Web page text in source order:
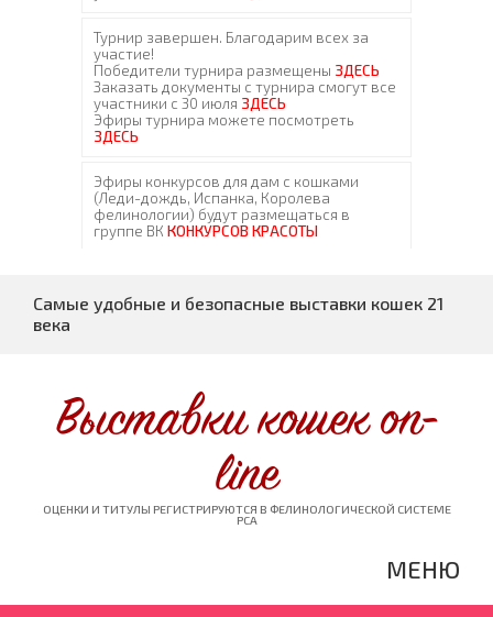
Самые удобные и безопасные выставки кошек 21
века
Выставки кошек on-
line
ОЦЕНКИ И ТИТУЛЫ РЕГИСТРИРУЮТСЯ В ФЕЛИНОЛОГИЧЕСКОЙ СИСТЕМЕ
PCA
МЕНЮ